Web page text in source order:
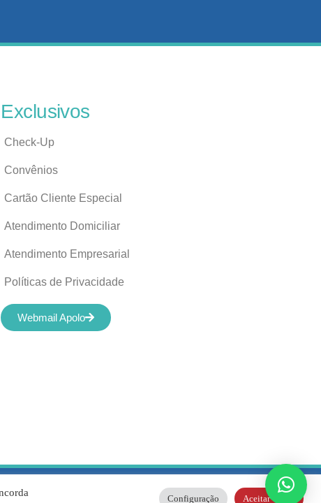
Exclusivos
Check-Up
Convênios
Cartão Cliente Especial
Atendimento Domiciliar
Atendimento Empresarial
Políticas de Privacidade
Webmail Apolo
0001-01 |
Configuração Aceitar Todos